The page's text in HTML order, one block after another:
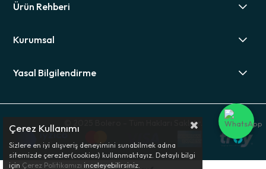
Ürün Rehberi
Kurumsal
Yasal Bilgilendirme
© 2025 Bolero - Tüm Hakları Saklıdır.
Çerez Kullanımı
Sizlere en iyi alışveriş deneyimini sunabilmek adına
sitemizde çerezler(cookies) kullanmaktayız. Detaylı bilgi
için Çerez Politikamızı inceleyebilirsiniz.